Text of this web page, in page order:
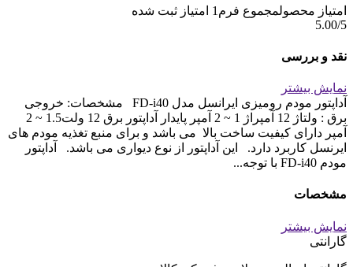
امتیاز محصولمجموع فرم 1 امتیاز ثبت شده
5.00/5
نقد و بررسی
نمایش بیشتر
آداپتور مودم رومیزی ایرانسل مدل FD-i40 مشخصات: خروجی
برق : ولتاژ 12 آمپراژ 1 ~ 2 آمپر پایدار آداپتور برق 12 ولت1.5 ~ 2
آمپر دارای کیفیت ساخت بالا می باشد و برای منبع تغذیه مودم های
ایرنسل کاربرد دارد. این آداپتور از نوع دیواری می باشد. آداپتور
مودم FD-i40 با توجه...
مشخصات
نمایش بیشتر
گارانتی